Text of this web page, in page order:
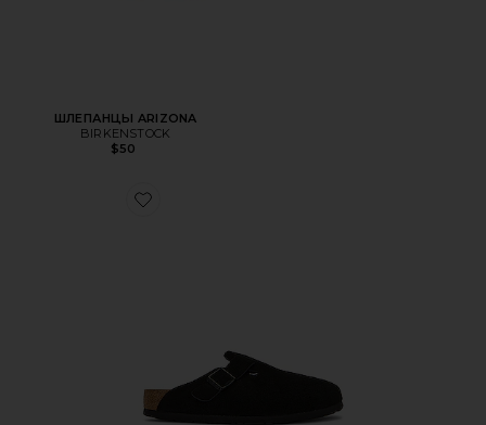
ШЛЕПАНЦЫ ARIZONA
BIRKENSTOCK
$50
Favorite ШЛЕПАНЦЫ BOSTON SOFT FOOTBED